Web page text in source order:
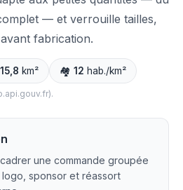
— et verrouille tailles,
fabrication.
15,8 km² 🏘️ 12 hab./km²
une commande groupée
sponsor et réassort